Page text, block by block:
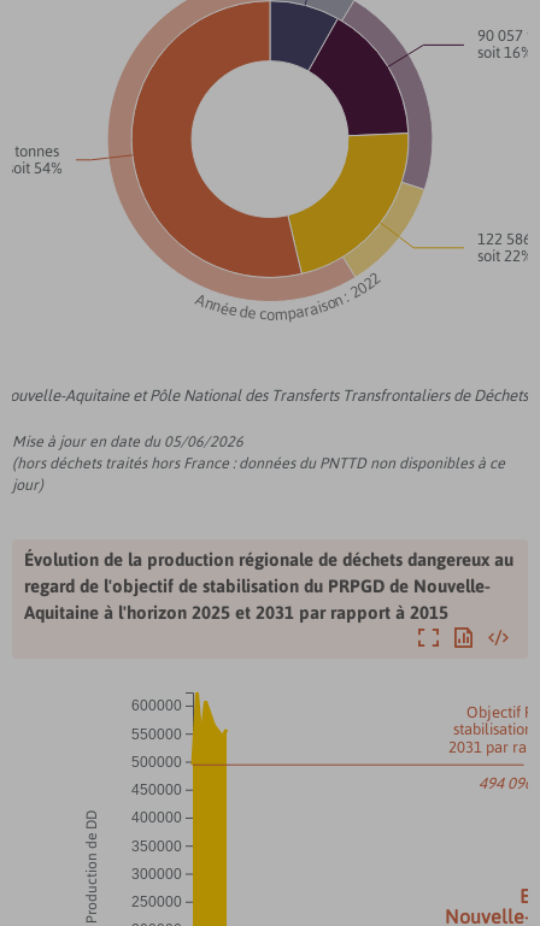
Aquitaine et Pôle National des Transferts Transfrontaliers de Déchets
90
soit 16%
soit 22%
299 068 tonnes
soit 54%
Année de comparaison : 2022
Mise à jour en date du 05/06/2026
(hors déchets traités hors France : données du PNTTD non disponibles à ce
jour)
Évolution de la production régionale de déchets dangereux au
regard de l'objectif de stabilisation du PRPGD de Nouvelle-
Aquitaine à l'horizon 2025 et 2031 par rapport à 2015
AgrandirExporter
250000
300000
350000
400000
450000
500000
550000
600000
Production de DD
Objectif
stabilisation
2031 par
494 096
En
Nouvelle-